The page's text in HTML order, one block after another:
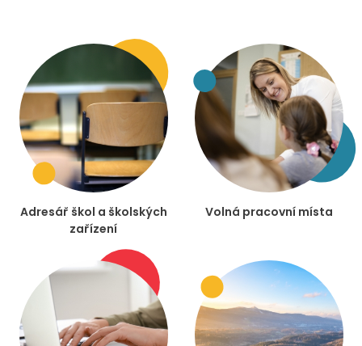
Adresář škol a školských
zařízení
Volná pracovní místa